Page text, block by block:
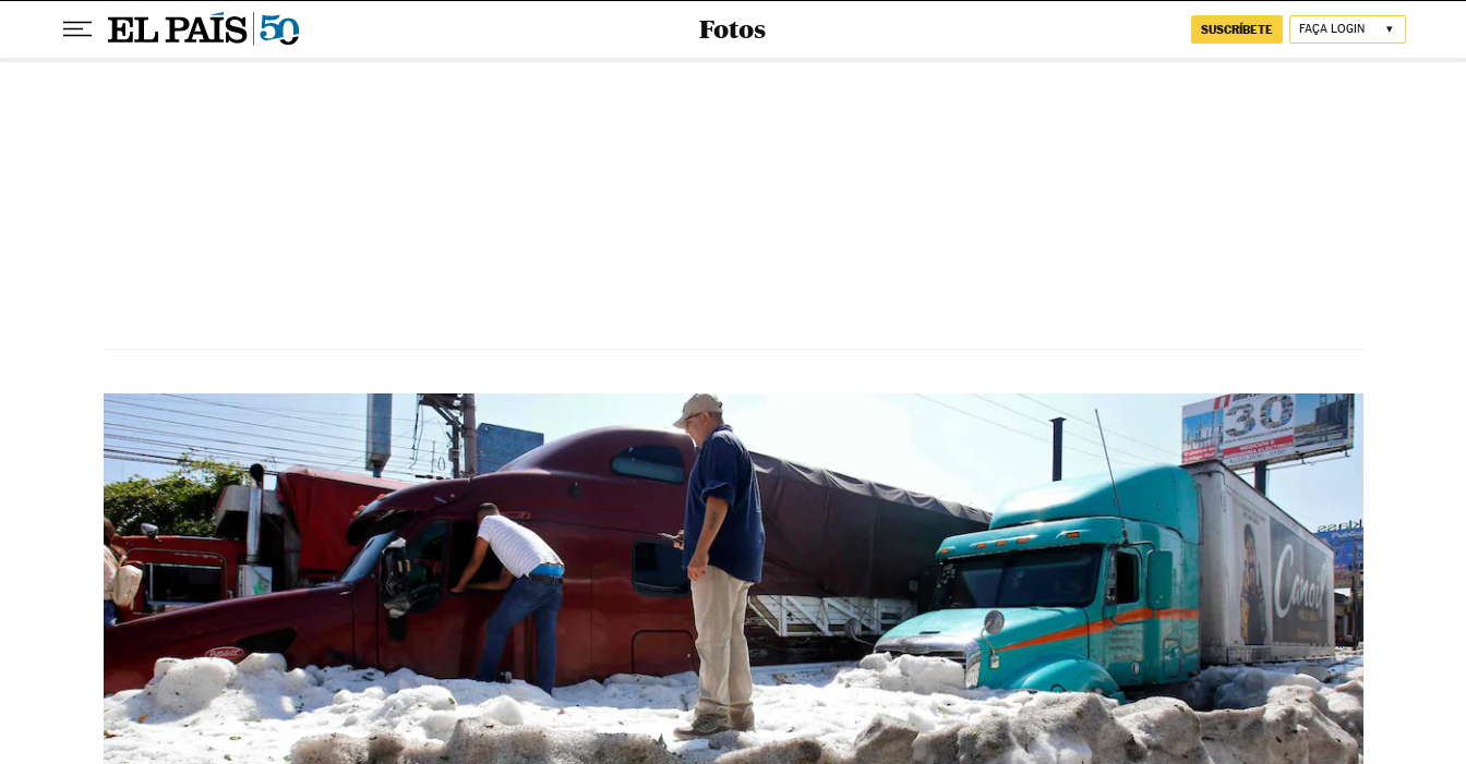
Fotos SUSCRÍBETE FAÇA LOGIN